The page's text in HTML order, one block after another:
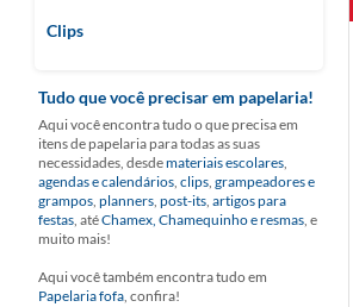
Clips
Tudo que você precisar em papelaria!
Aqui você encontra tudo o que precisa em
itens de papelaria para todas as suas
necessidades, desdemateriais escolares,
agendas e calendários, clips, grampeadores e
grampos, planners, post-its, artigos para
festas, atéChamex, Chamequinho e resmas, e
muito mais!
Aqui você também encontra tudo em
Papelaria fofa, confira!